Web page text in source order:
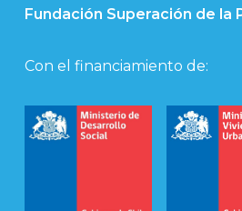
Fundación Superación de la
Con el financiamiento de: